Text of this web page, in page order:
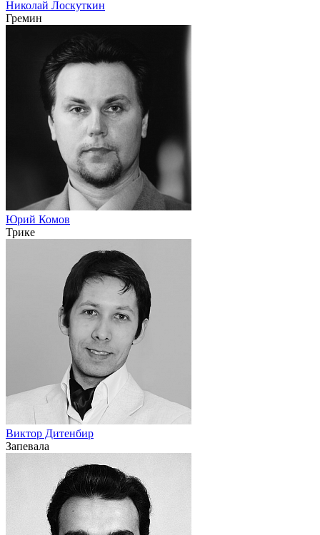
Николай Лоскуткин
Гремин
Юрий Комов
Трике
Виктор Дитенбир
Запевала